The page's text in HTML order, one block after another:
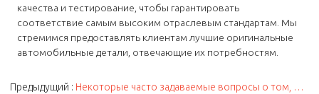
качества и тестирование, чтобы гарантировать
соответствие самым высоким отраслевым стандартам. Мы
стремимся предоставлять клиентам лучшие оригинальные
автомобильные детали, отвечающие их потребностям.
Предыдущий
Некоторые часто задаваемые вопросы о том, что вы хотите знать